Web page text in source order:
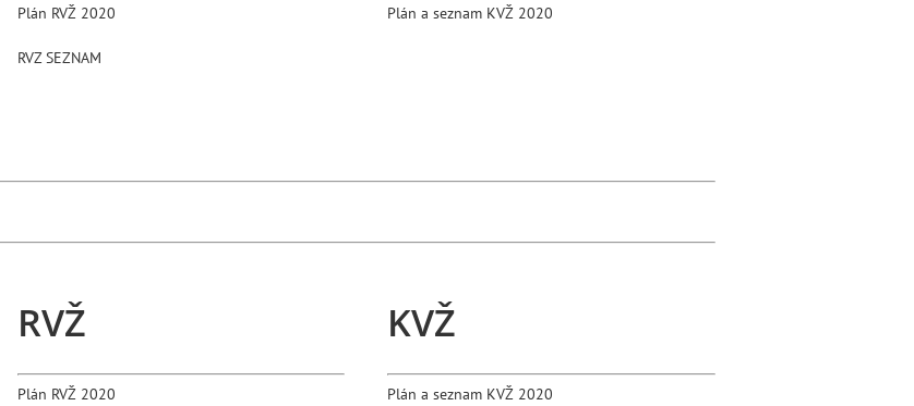
Plán RVŽ 2020
RVZ SEZNAM
Plán a seznam KVŽ 2020
RVŽ
Plán RVŽ 2020
KVŽ
Plán a seznam KVŽ 2020